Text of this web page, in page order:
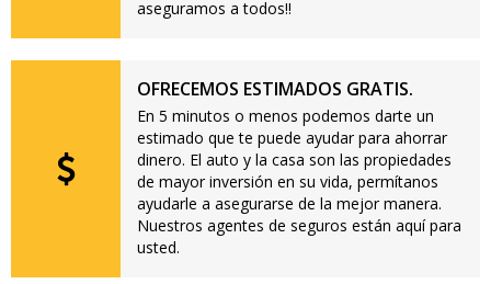
aseguramos a todos!!
OFRECEMOS ESTIMADOS GRATIS.
En 5 minutos o menos podemos darte un
estimado que te puede ayudar para ahorrar
dinero. El auto y la casa son las propiedades
de mayor inversión en su vida, permítanos
ayudarle a asegurarse de la mejor manera.
Nuestros agentes de seguros están aquí para
usted.